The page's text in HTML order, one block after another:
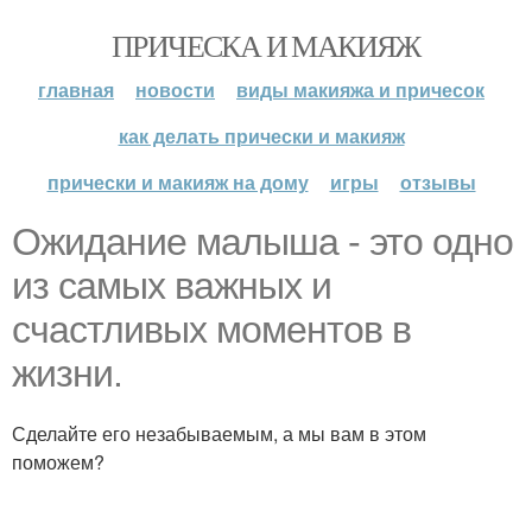
ПРИЧЕСКА И МАКИЯЖ
главная новости
виды макияжа и причесок
как делать прически и макияж
прически и макияж на дому
игры отзывы
Ожидание малыша - это одно
из самых важных и
счастливых моментов в
жизни.
Сделайте его незабываемым, а мы вам в этом
поможем?